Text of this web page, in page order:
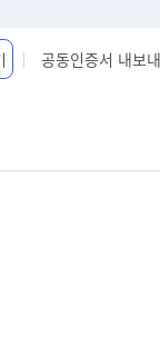
공동인증서 내보